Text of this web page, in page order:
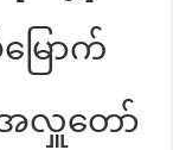
ြောက်
အလှူတော်